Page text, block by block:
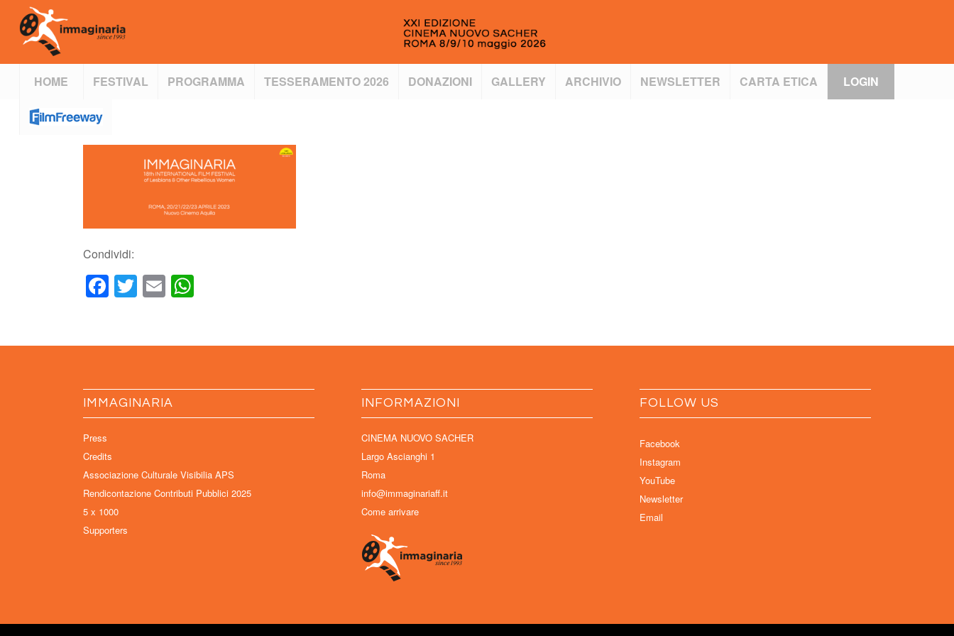
HOME FESTIVAL PROGRAMMA TESSERAMENTO 2026 DONAZIONI GALLERY ARCHIVIO NEWSLETTER CARTA ETICA LOGIN
Condividi:
Facebook
Twitter
Email
IMMAGINARIA
Press
Credits
Associazione Culturale Visibilia APS
Rendicontazione Contributi Pubblici 2025
5 x 1000
Supporters
INFORMAZIONI
CINEMA NUOVO SACHER
Largo Ascianghi 1
Roma
info@immaginariaff.it
Come arrivare
FOLLOW US
Facebook
Instagram
YouTube
Newsletter
Email